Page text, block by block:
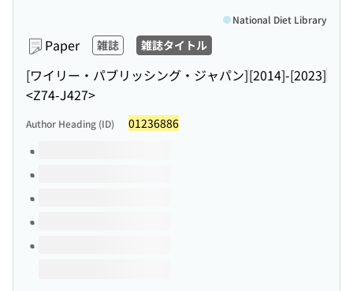
Paper 雑誌 雑誌タイトル
[ワイリー・パブリッシング・ジャパン][2014]-[2023]
<Z74-J427>
National Diet Library
Author Heading (ID) 01236886
Volumes of this title